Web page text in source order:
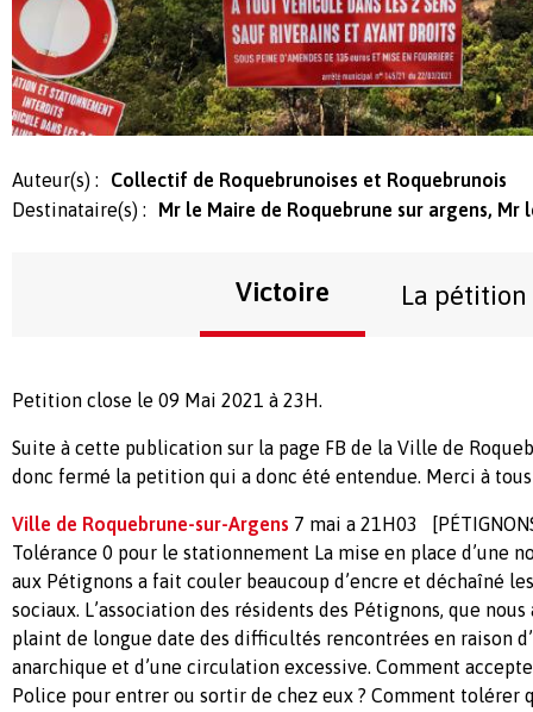
Auteur(s) :
Collectif de Roquebrunoises et Roquebrunois
Destinataire(s) :
Mr le Maire de Roquebrune sur argens, Mr
Victoire La pétition
Petition close le 09 Mai 2021 à 23H.
Suite à cette publication sur la page FB de la Ville de
donc fermé la petition qui a donc été entendue. Merci à
Ville de Roquebrune-sur-Argens 7 mai a 21H03
Tolérance 0 pour le stationnement La mise en place d’une
aux Pétignons a fait couler beaucoup d’encre et déchaîné
sociaux. L’association des résidents des Pétignons, que
plaint de longue date des difficultés rencontrées en raison
anarchique et d’une circulation excessive. Comment
Police pour entrer ou sortir de chez eux ? Comment tolérer